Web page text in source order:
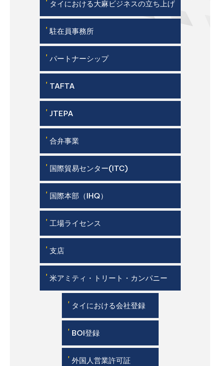
' タイにおける大麻ビジネスの立ち上げ
' 駐在員事務所
' パートナーシップ
' TAFTA
' JTEPA
' 合弁事業
' 国際貿易センター(ITC)
' 国際本部（IHQ）
' 工場ライセンス
' 支店
' 米アミティ・トリート・カンパニー
' タイにおける会社登録
' BOI登録
' 外国人営業許可証